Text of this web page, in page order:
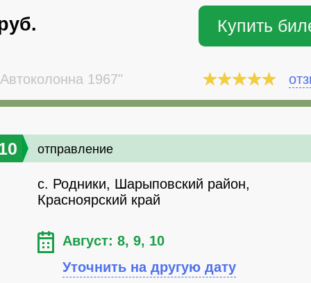
Купить
1967"
отправление
с. Родники, Шарыповский район,
Красноярский край
Август: 8, 9, 10
Уточнить на другую дату